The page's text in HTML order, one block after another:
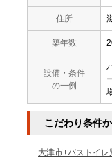
住所
築年数
設備・条件
の一例
こだわり条件
大津市+バストイレ